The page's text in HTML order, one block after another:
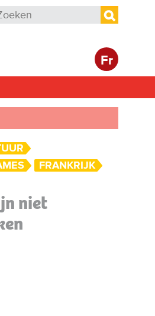
Fr
FRANKRIJK
niet